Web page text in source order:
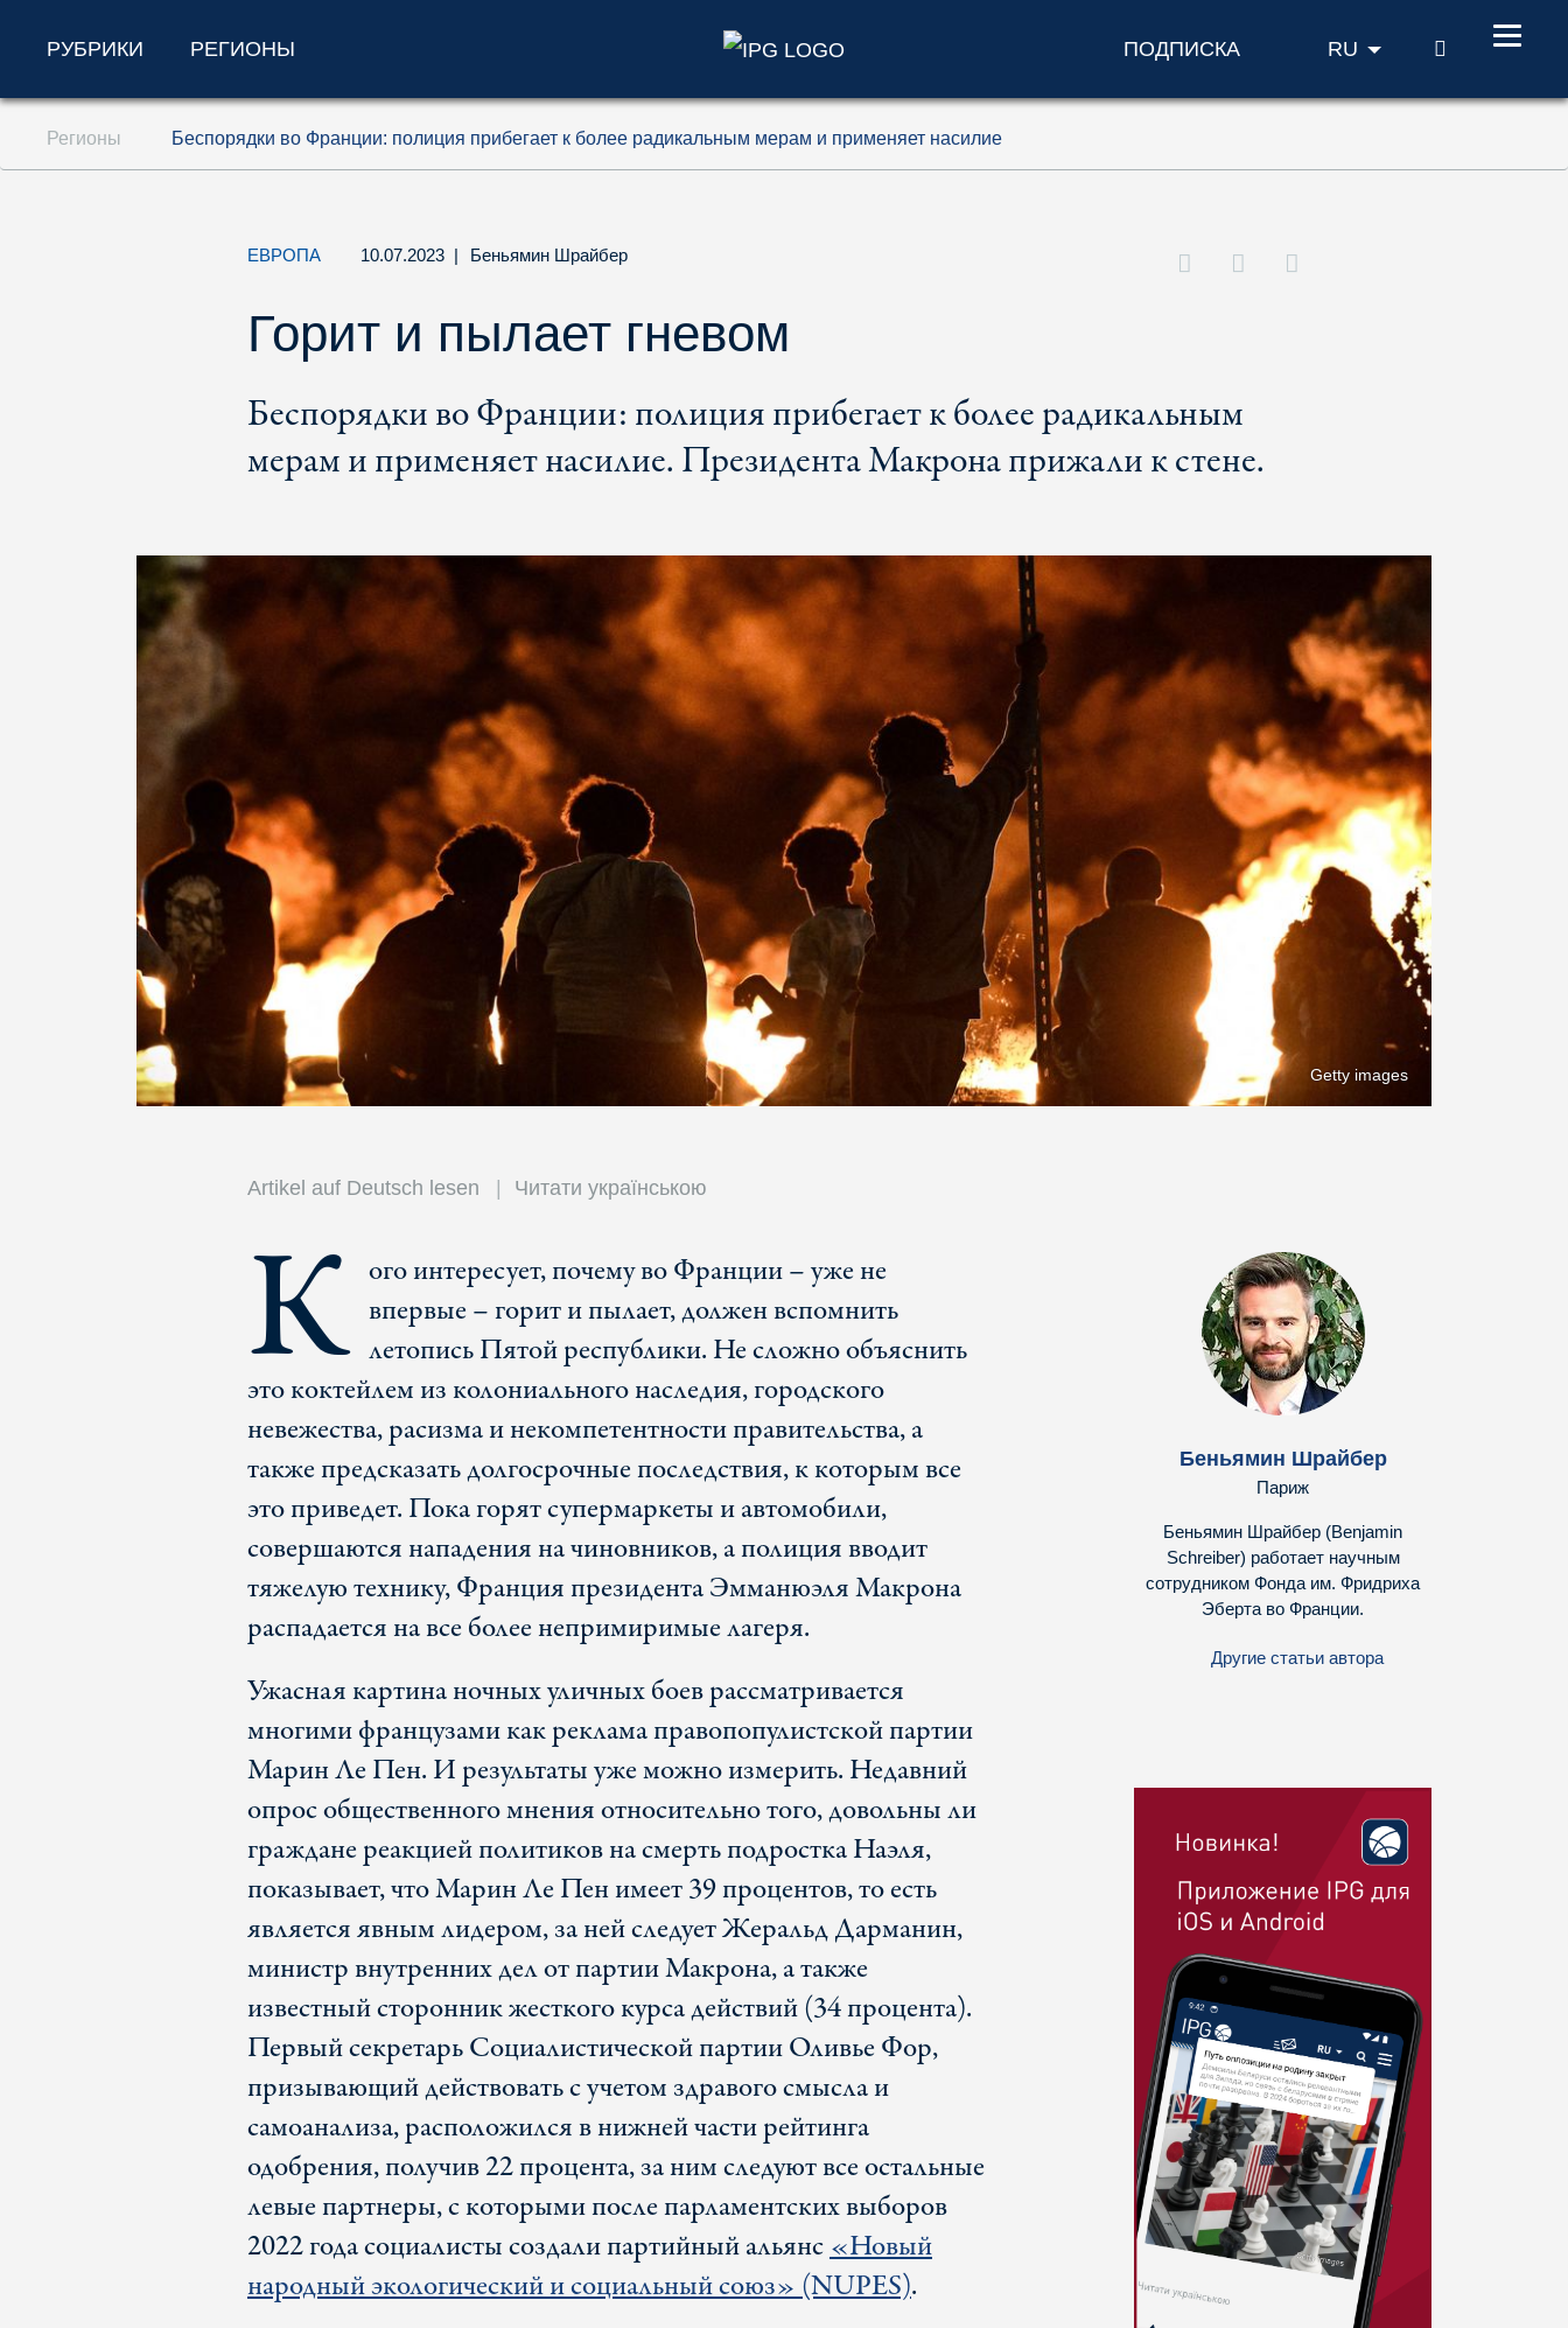
Перейти к содержанию (ключ доступа '1')
Перейти к поиску (ключ доступа '2')
РУБРИКИ РЕГИОНЫ ПОДПИСКА RU ПОИСК
Регионы Беспорядки во Франции: полиция прибегает к более радикальным мерам и применяет насилие
ЕВРОПА 10.07.2023 | Беньямин Шрайбер
Горит и пылает гневом
Беспорядки во Франции: полиция прибегает к более радикальным
мерам и применяет насилие. Президента Макрона прижали к стене.
Getty images
Artikel auf Deutsch lesen Читати українською
К ого интересует, почему во Франции – уже не
впервые – горит и пылает, должен вспомнить
летопись Пятой республики. Не сложно объяснить
это коктейлем из колониального наследия, городского
невежества, расизма и некомпетентности правительства, а
также предсказать долгосрочные последствия, к которым все
это приведет. Пока горят супермаркеты и автомобили,
совершаются нападения на чиновников, а полиция вводит
тяжелую технику, Франция президента Эмманюэля Макрона
распадается на все более непримиримые лагеря.
Ужасная картина ночных уличных боев рассматривается
многими французами как реклама правопопулистской партии
Марин Ле Пен. И результаты уже можно измерить. Недавний
опрос общественного мнения относительно того, довольны ли
граждане реакцией политиков на смерть подростка Наэля,
показывает, что Марин Ле Пен имеет 39 процентов, то есть
является явным лидером, за ней следует Жеральд Дарманин,
министр внутренних дел от партии Макрона, а также
известный сторонник жесткого курса действий (34 процента).
Первый секретарь Социалистической партии Оливье Фор,
призывающий действовать с учетом здравого смысла и
самоанализа, расположился в нижней части рейтинга
одобрения, получив 22 процента, за ним следуют все остальные
левые партнеры, с которыми после парламентских выборов
2022 года социалисты создали партийный альянс«Новый
народный экологический и социальный союз» (NUPES).
Беньямин Шрайбер
Париж
Беньямин Шрайбер (Benjamin
Schreiber) работает научным
сотрудником Фонда им. Фридриха
Эберта во Франции.
Другие статьи автора